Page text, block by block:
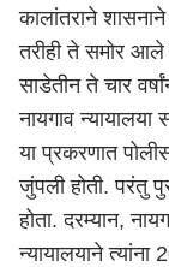
कालांतराने
तरीही ते समोर आले
साडेतीन ते चार
नायगाव
या प्रकरणात
जुंपली होती. परंतु
होता. दरम्यान,
न्यायालयाने